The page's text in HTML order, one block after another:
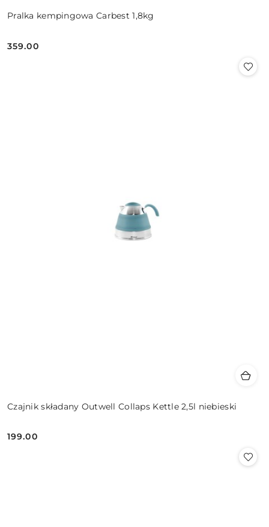
Pralka kempingowa Carbest 1,8kg
Cena:
359.00
Czajnik składany Outwell Collaps Kettle 2,5l niebieski
Cena:
199.00